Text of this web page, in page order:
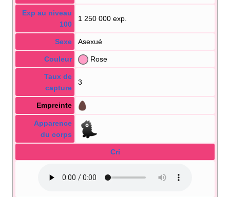
Exp au niveau
100
1 250 000 exp.
Sexe Asexué
Couleur Rose
Taux de
capture
3
Empreinte
Apparence
du corps
Cri